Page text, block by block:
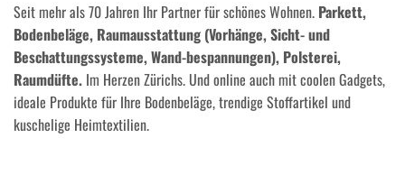
Seit mehr als 70 Jahren Ihr Partner für schönes Wohnen. Parkett,
Bodenbeläge, Raumausstattung (Vorhänge, Sicht- und
Beschattungssysteme, Wand-bespannungen), Polsterei,
Raumdüfte. Im Herzen Zürichs. Und online auch mit coolen Gadgets,
ideale Produkte für Ihre Bodenbeläge, trendige Stoffartikel und
kuschelige Heimtextilien.